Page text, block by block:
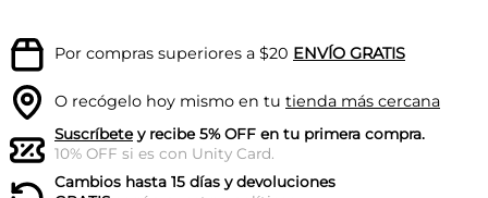
Por compras superiores a $20 ENVÍO GRATIS
O recógelo hoy mismo en tu tienda más cercana
Suscríbetey recibe 5% OFF en tu primera compra.
10% OFF si es con Unity Card.
Cambios hasta 15 días y devoluciones